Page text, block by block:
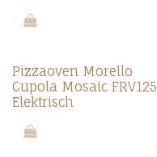
Pizzaoven Morello
Cupola Mosaic FRV125
Elektrisch